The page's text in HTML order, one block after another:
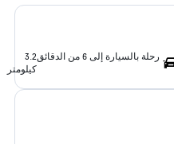
رحلة بالسيارة إلى 6 من الدقائق
3.2
كيلومتر